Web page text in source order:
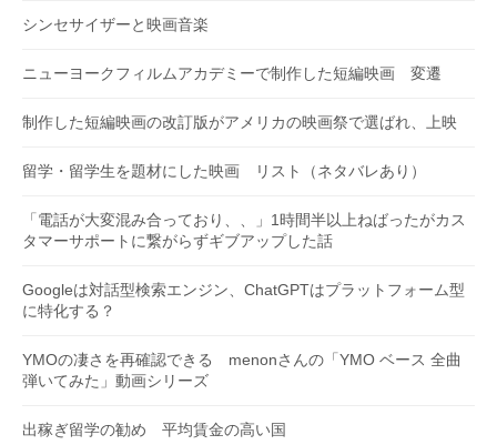
シンセサイザーと映画音楽
ニューヨークフィルムアカデミーで制作した短編映画 変遷
制作した短編映画の改訂版がアメリカの映画祭で選ばれ、上映
留学・留学生を題材にした映画 リスト（ネタバレあり）
「電話が大変混み合っており、、」1時間半以上ねばったがカス
タマーサポートに繋がらずギブアップした話
Googleは対話型検索エンジン、ChatGPTはプラットフォーム型
に特化する？
YMOの凄さを再確認できる menonさんの「YMO ベース 全曲
弾いてみた」動画シリーズ
出稼ぎ留学の勧め 平均賃金の高い国